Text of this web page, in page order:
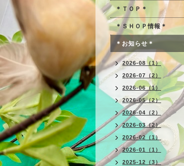
＊ＴＯＰ＊
＊ＳＨＯＰ情報＊
＊お知らせ＊
2026-08（1）
2026-07（2）
2026-06（1）
2026-05（2）
2026-04（2）
2026-03（2）
2026-02（1）
2026-01（1）
2025-12（3）